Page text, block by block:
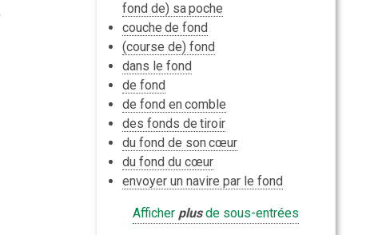
fond de) sapoche
couche de fond
(course de) fond
dans le fond
de fond
de fond en comble
des fonds de tiroir
du fond de son cœur
du fond du cœur
envoyer un navire par le fond
Afficher plusde sous-entrées